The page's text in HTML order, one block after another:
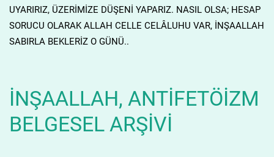
UYARIRIZ, ÜZERİMİZE DÜŞENİ YAPARIZ. NASIL OLSA; HESAP
SORUCU OLARAK ALLAH CELLE CELÂLUHU VAR, İNŞAALLAH
SABIRLA BEKLERİZ O GÜNÜ..
İNŞAALLAH, ANTİFETÖİZM
BELGESEL ARŞİVİ